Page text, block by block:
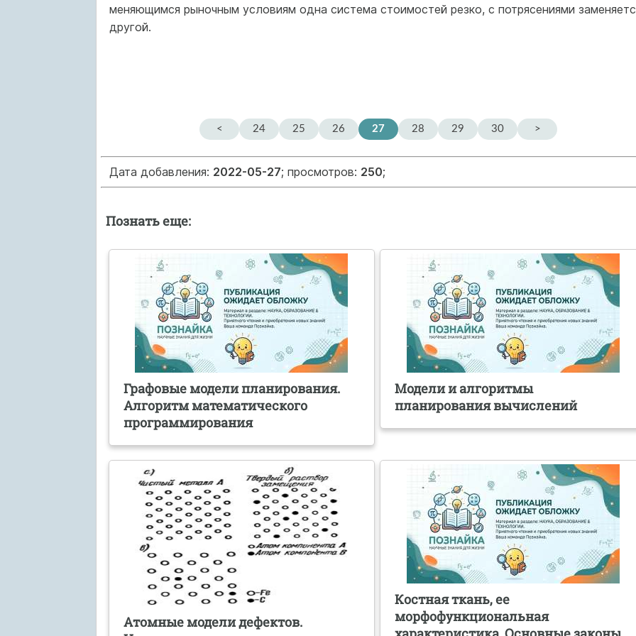
меняющимся рыночным условиям одна система стоимостей резко, с потрясениями
другой.
< 24 25 26 27 28 29 30 >
Дата добавления: 2022-05-27; просмотров: 250;
Познать еще:
Графовые модели планирования.
Алгоритм математического
программирования
Модели и алгоритмы
планирования вычислений
Атомные модели дефектов.
Костная ткань, ее
морфофункциональная